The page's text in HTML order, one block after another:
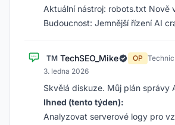
Aktuální nástroj: robots.txt Nově
Budoucnost: Jemnější řízení AI
TM TechSEO_Mike OP
3. ledna 2026
Skvělá diskuze. Můj plán správy
Ihned (tento týden):
Analyzovat serverové logy pro